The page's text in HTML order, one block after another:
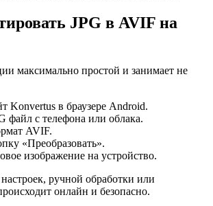
JPG в AVIF на
максимально простой и занимает не
Konvertus в браузере Android.
файл с телефона или облака.
AVIF.
«Преобразовать».
изображение на устройство.
ручной обработки или
онлайн и безопасно.